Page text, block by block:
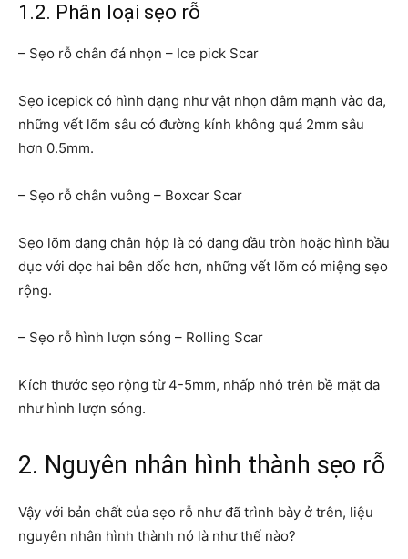
1.2. Phân loại sẹo rỗ
– Sẹo rỗ chân đá nhọn – Ice pick Scar
Sẹo icepick có hình dạng như vật nhọn đâm mạnh vào da,
những vết lõm sâu có đường kính không quá 2mm sâu
hơn 0.5mm.
– Sẹo rỗ chân vuông – Boxcar Scar
Sẹo lõm dạng chân hộp là có dạng đầu tròn hoặc hình bầu
dục với dọc hai bên dốc hơn, những vết lõm có miệng sẹo
rộng.
– Sẹo rỗ hình lượn sóng – Rolling Scar
Kích thước sẹo rộng từ 4-5mm, nhấp nhô trên bề mặt da
như hình lượn sóng.
2. Nguyên nhân hình thành sẹo rỗ
Vậy với bản chất của sẹo rỗ như đã trình bày ở trên, liệu
nguyên nhân hình thành nó là như thế nào?